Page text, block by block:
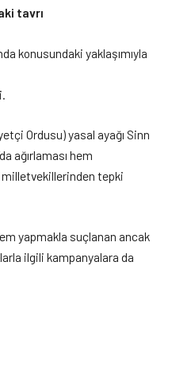
tavrı
konusundaki yaklaşımıyla
Ordusu) yasal ayağı Sinn
ağırlaması hem
tepki
yapmakla suçlanan ancak
ilgili kampanyalara da